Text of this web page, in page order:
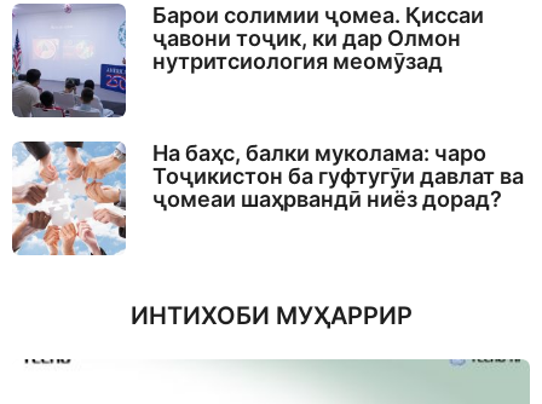
Барои солимии ҷомеа. Қиссаи
ҷавони тоҷик, ки дар Олмон
нутритсиология меомӯзад
На баҳс, балки муколама: чаро
Тоҷикистон ба гуфтугӯи давлат ва
ҷомеаи шаҳрвандӣ ниёз дорад?
ИНТИХОБИ МУҲАРРИР